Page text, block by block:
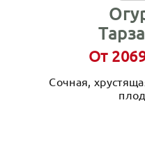
От
Сочная,